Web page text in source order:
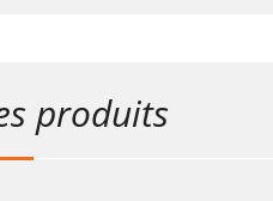
produits